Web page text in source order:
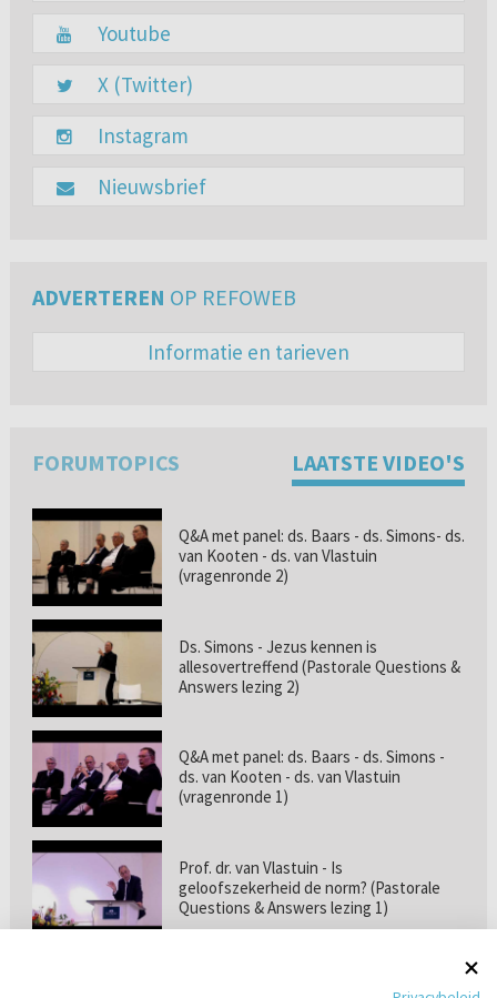
Youtube
X (Twitter)
Instagram
Nieuwsbrief
ADVERTEREN OP REFOWEB
Informatie en tarieven
FORUMTOPICS LAATSTE VIDEO'S
Q&A met panel: ds. Baars - ds. Simons- ds.
van Kooten - ds. van Vlastuin
(vragenronde 2)
Ds. Simons - Jezus kennen is
allesovertreffend (Pastorale Questions &
Answers lezing 2)
Q&A met panel: ds. Baars - ds. Simons -
ds. van Kooten - ds. van Vlastuin
(vragenronde 1)
Prof. dr. van Vlastuin - Is
geloofszekerheid de norm? (Pastorale
Questions & Answers lezing 1)